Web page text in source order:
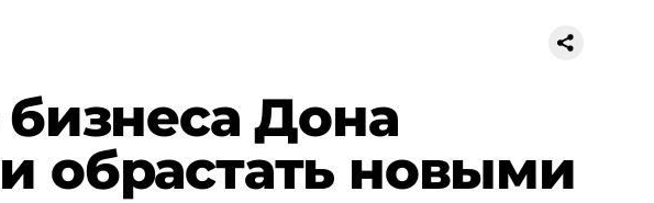
Дона
обрастать новыми